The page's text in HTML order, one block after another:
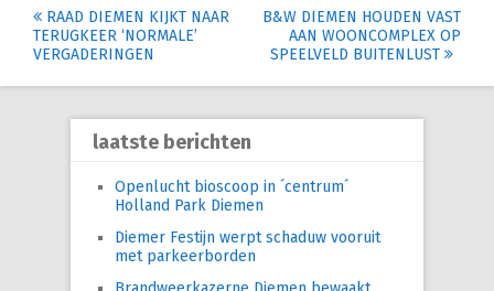
Post
navigation
RAAD DIEMEN KIJKT NAAR
TERUGKEER ‘NORMALE’
VERGADERINGEN
B&W DIEMEN HOUDEN VAST
AAN WOONCOMPLEX OP
SPEELVELD BUITENLUST
laatste berichten
Openlucht bioscoop in ´centrum´
Holland Park Diemen
Diemer Festijn werpt schaduw vooruit
met parkeerborden